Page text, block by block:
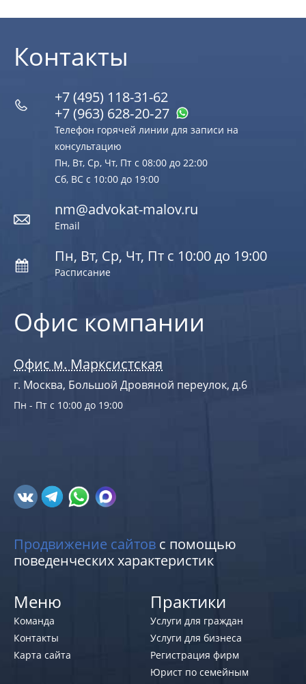
Офис компании
Офис м. Марксистская
г. Москва, Большой Дровяной переулок, д.6
Пн - Пт с 10:00 до 19:00
Контакты
+7 (495) 118-31-62
+7 (963) 628‑20‑27
Телефон горячей линии для записи на
консультацию
Пн, Вт, Ср, Чт, Пт с 08:00 до 22:00
Сб, ВС с 10:00 до 19:00
nm@advokat-malov.ru
Email
Пн, Вт, Ср, Чт, Пт с 10:00 до 19:00
Расписание
Продвижение сайтов с помощью
поведенческих характеристик
Меню
Команда
Контакты
Карта сайта
Практики
Услуги для граждан
Услуги для бизнеса
Регистрация фирм
Юрист по семейным